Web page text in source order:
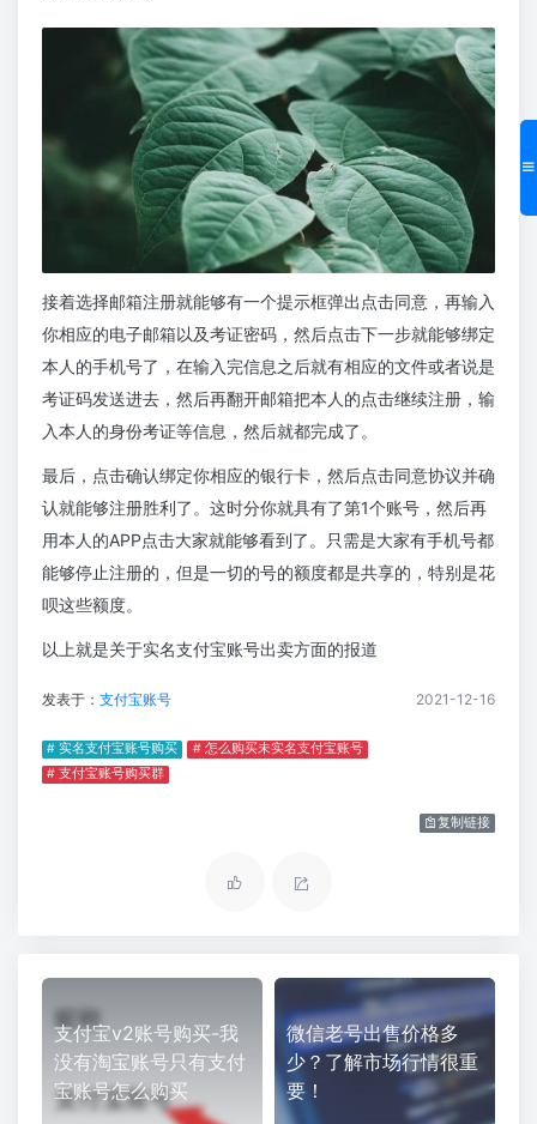
接着选择邮箱注册就能够有一个提示框弹出点击同意，再输入
你相应的电子邮箱以及考证密码，然后点击下一步就能够绑定
本人的手机号了，在输入完信息之后就有相应的文件或者说是
考证码发送进去，然后再翻开邮箱把本人的点击继续注册，输
入本人的身份考证等信息，然后就都完成了。
最后，点击确认绑定你相应的银行卡，然后点击同意协议并确
认就能够注册胜利了。这时分你就具有了第1个账号，然后再
用本人的APP点击大家就能够看到了。只需是大家有手机号都
能够停止注册的，但是一切的号的额度都是共享的，特别是花
呗这些额度。
以上就是关于实名支付宝账号出卖方面的报道
发表于： 支付宝账号 2021-12-16
# 实名支付宝账号购买
# 怎么购买未实名支付宝账号
# 支付宝账号购买群
复制链接
支付宝v2账号购买-我
没有淘宝账号只有支付
宝账号怎么购买
微信老号出售价格多
少？了解市场行情很重
要！